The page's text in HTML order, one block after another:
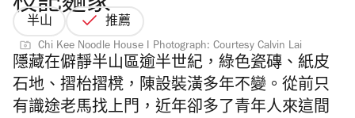
半山 推薦
Chi Kee Noodle House I Photograph: Courtesy Calvin Lai
隱藏在僻靜半山區逾半世紀，綠色瓷磚、紙皮
石地、摺枱摺櫈，陳設裝潢多年不變。從前只
有識途老馬找上門，近年卻多了青年人來這間